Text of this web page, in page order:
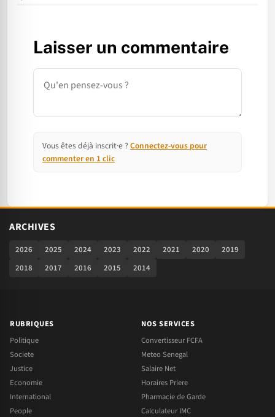
Laisser un commentaire
Commentaire
Vous êtes déjà inscrit·e ? Connectez-vous pour
commenter en 1 clic
ARCHIVES
2026 2025 2024 2023 2022 2021 2020
2019
2018
2017 2016 2015 2014
RUBRIQUES
Politique
Societe
Justice
Economie
International
People
NOS SERVICES
Convertisseur FCFA
Meteo Senegal
Salaire Net
Horaires Priere
Pharmacie de Garde
Calculateur IMC